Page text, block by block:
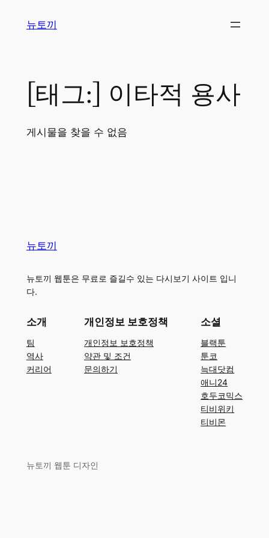
뉴토끼
[태그:] 이타적 용사
게시물을 찾을 수 없음
뉴토끼
뉴토끼 웹툰은 무료로 즐길수 있는 다시보기 사이트 입니
다.
소개
팀
역사
커리어
개인정보 보호정책
개인정보 보호정책
약관 및 조건
문의하기
소셜
블랙툰
툰코
늑대닷컴
애니24
호두코믹스
티비위키
티비몬
뉴토끼 웹툰 디자인